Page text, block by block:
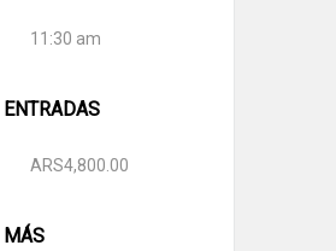
11:30 am
ENTRADAS
ARS4,800.00
MÁS